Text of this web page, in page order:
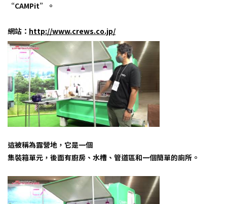
“CAMPit”。
網站： http://www.crews.co.jp/
這被稱為露營地，它是一個
集裝箱單元，後面有廚房、水槽、管道區和一個簡單的廁所。